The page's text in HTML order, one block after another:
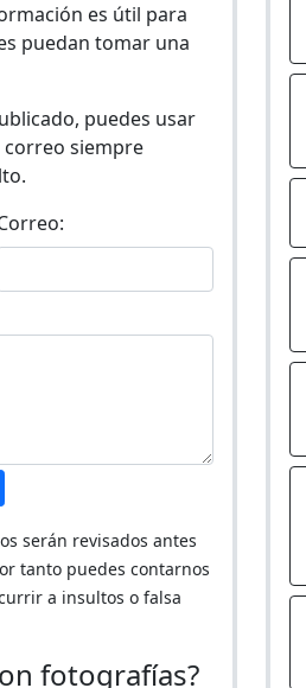
es útil para
puedan tomar una
puedes usar
correo siempre
serán revisados antes
tanto puedes contarnos
a insultos o falsa
fotografías?